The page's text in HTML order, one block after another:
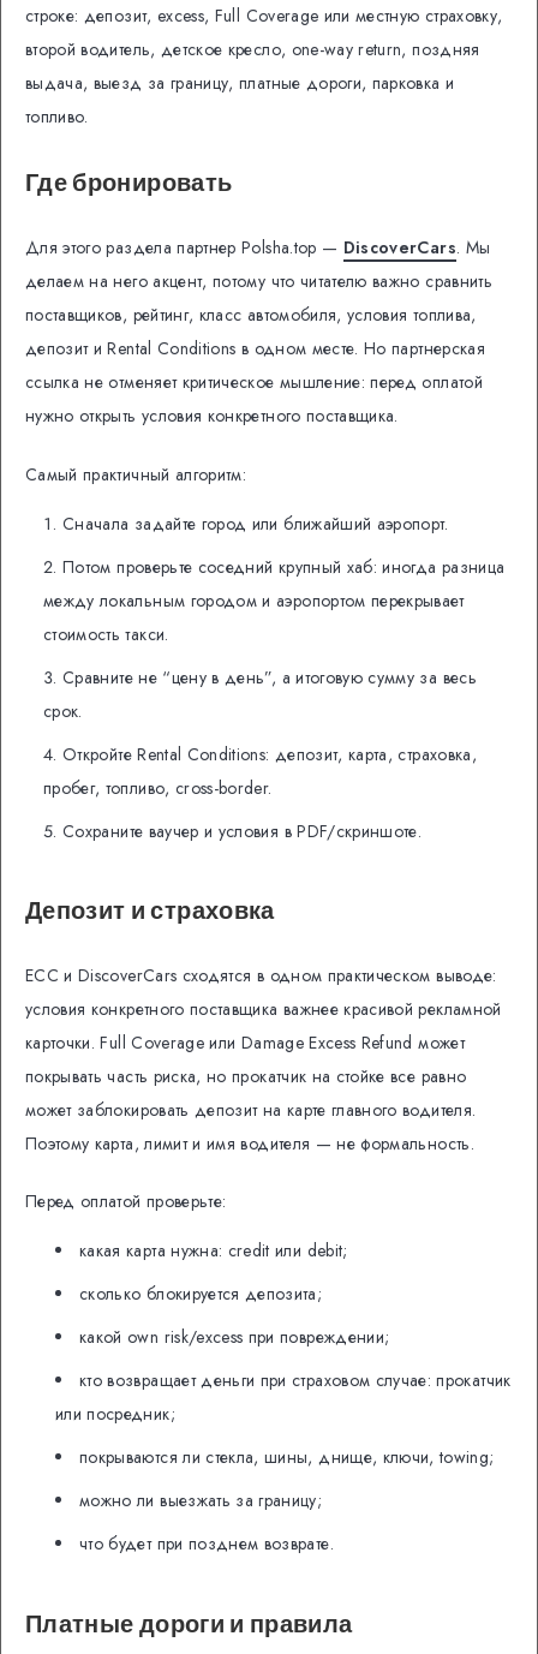
строке: депозит, excess, Full Coverage или местную страховку,
второй водитель, детское кресло, one-way return, поздняя
выдача, выезд за границу, платные дороги, парковка и
топливо.
Где бронировать
Для этого раздела партнер Polsha.top — DiscoverCars. Мы
делаем на него акцент, потому что читателю важно сравнить
поставщиков, рейтинг, класс автомобиля, условия топлива,
депозит и Rental Conditions в одном месте. Но партнерская
ссылка не отменяет критическое мышление: перед оплатой
нужно открыть условия конкретного поставщика.
Самый практичный алгоритм:
Сначала задайте город или ближайший аэропорт.
Потом проверьте соседний крупный хаб: иногда разница
между локальным городом и аэропортом перекрывает
стоимость такси.
Сравните не “цену в день”, а итоговую сумму за весь
срок.
Откройте Rental Conditions: депозит, карта, страховка,
пробег, топливо, cross-border.
Сохраните ваучер и условия в PDF/скриншоте.
Депозит и страховка
ECC и DiscoverCars сходятся в одном практическом выводе:
условия конкретного поставщика важнее красивой рекламной
карточки. Full Coverage или Damage Excess Refund может
покрывать часть риска, но прокатчик на стойке все равно
может заблокировать депозит на карте главного водителя.
Поэтому карта, лимит и имя водителя — не формальность.
Перед оплатой проверьте:
какая карта нужна: credit или debit;
сколько блокируется депозита;
какой own risk/excess при повреждении;
кто возвращает деньги при страховом случае: прокатчик
или посредник;
покрываются ли стекла, шины, днище, ключи, towing;
можно ли выезжать за границу;
что будет при позднем возврате.
Платные дороги и правила